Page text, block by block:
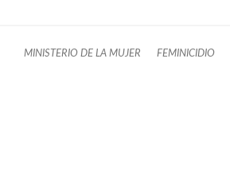
MINISTERIO DE LA MUJER FEMINICIDIO